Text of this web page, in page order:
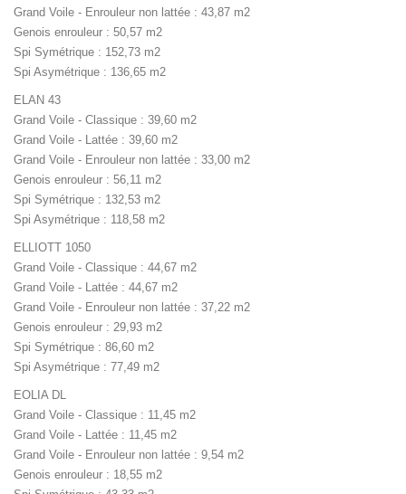
Grand Voile - Enrouleur non lattée : 43,87 m2
Genois enrouleur : 50,57 m2
Spi Symétrique : 152,73 m2
Spi Asymétrique : 136,65 m2
ELAN 43
Grand Voile - Classique : 39,60 m2
Grand Voile - Lattée : 39,60 m2
Grand Voile - Enrouleur non lattée : 33,00 m2
Genois enrouleur : 56,11 m2
Spi Symétrique : 132,53 m2
Spi Asymétrique : 118,58 m2
ELLIOTT 1050
Grand Voile - Classique : 44,67 m2
Grand Voile - Lattée : 44,67 m2
Grand Voile - Enrouleur non lattée : 37,22 m2
Genois enrouleur : 29,93 m2
Spi Symétrique : 86,60 m2
Spi Asymétrique : 77,49 m2
EOLIA DL
Grand Voile - Classique : 11,45 m2
Grand Voile - Lattée : 11,45 m2
Grand Voile - Enrouleur non lattée : 9,54 m2
Genois enrouleur : 18,55 m2